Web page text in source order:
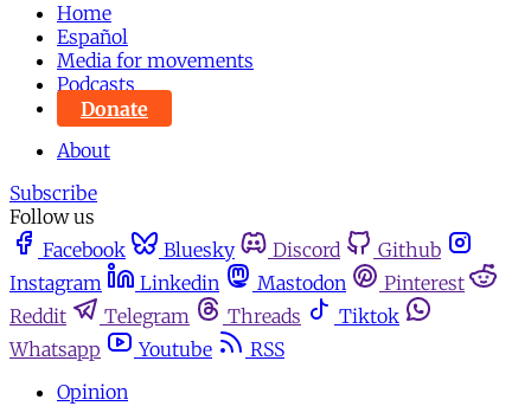
Home
Español
Media for movements
Podcasts
Donate
About
Subscribe
Follow us
Facebook
Bluesky Discord
Github
Instagram
Linkedin Mastodon
Pinterest
Reddit
Telegram Threads
Tiktok
Whatsapp
Youtube
RSS
Opinion